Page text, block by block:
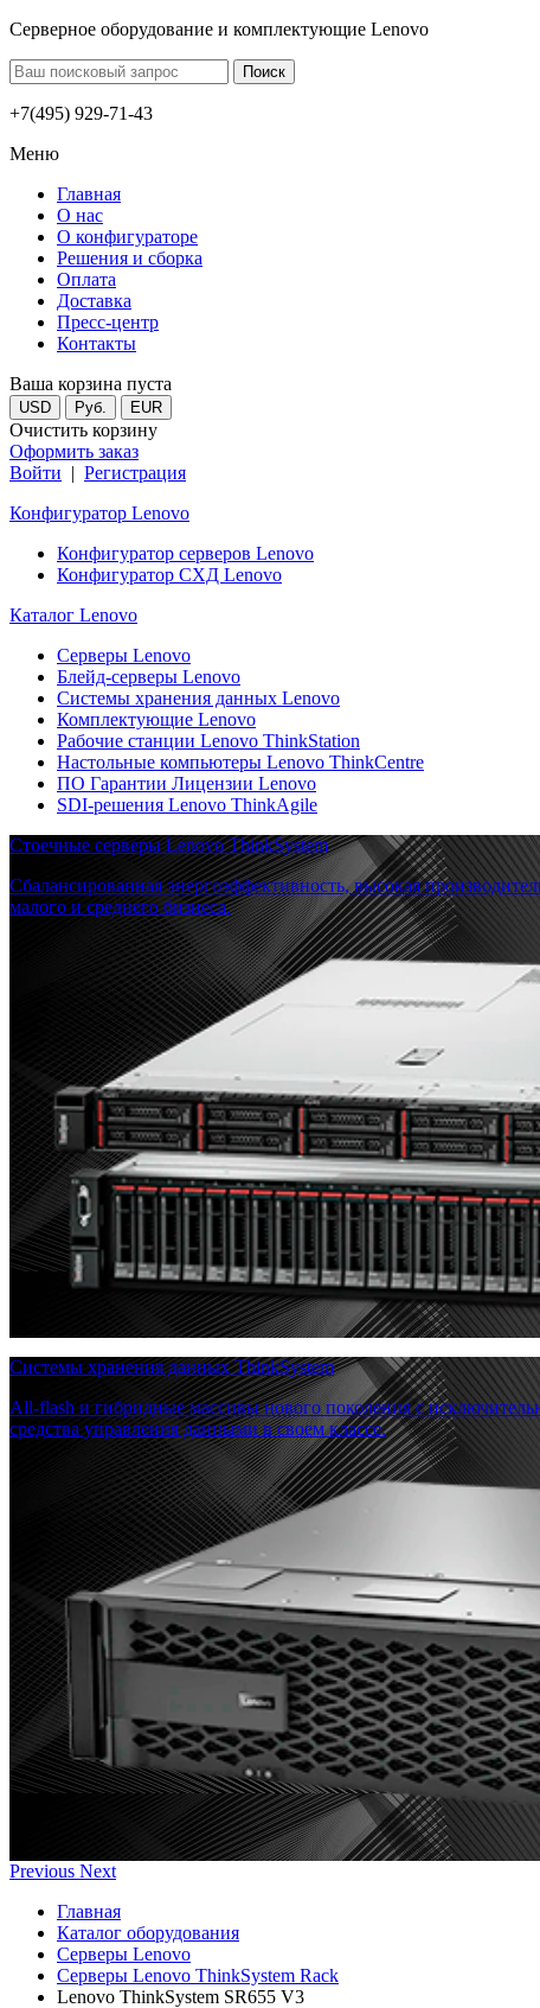
Серверное оборудование и комплектующие Lenovo
+7(495) 929-71-43
Меню
Главная
О нас
О конфигураторе
Решения и сборка
Оплата
Доставка
Пресс-центр
Контакты
Ваша корзина пуста
USD Руб. EUR
Очистить корзину
Оформить заказ
Войти | Регистрация
Конфигуратор Lenovo
Конфигуратор серверов Lenovo
Конфигуратор СХД Lenovo
Каталог Lenovo
Серверы Lenovo
Блейд-серверы Lenovo
Системы хранения данных Lenovo
Комплектующие Lenovo
Рабочие станции Lenovo ThinkStation
Настольные компьютеры Lenovo ThinkCentre
ПО Гарантии Лицензии Lenovo
SDI-решения Lenovo ThinkAgile
Стоечные серверы Lenovo ThinkSystem
Сбалансированная энергоэффективность, высокая
малого и среднего бизнеса.
Системы хранения данных ThinkSystem
All-flash и гибридные массивы нового поколения с
средства управления данными в своем классе.
Previous Next
Главная
Каталог оборудования
Серверы Lenovo
Серверы Lenovo ThinkSystem Rack
Lenovo ThinkSystem SR655 V3